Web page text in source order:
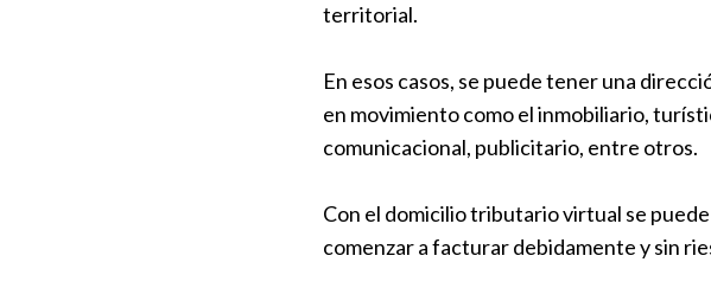
territorial.
En esos casos, se puede tener una
en movimiento como el inmobiliario,
comunicacional, publicitario, entre otros.
Con el domicilio tributario virtual se
comenzar a facturar debidamente y sin